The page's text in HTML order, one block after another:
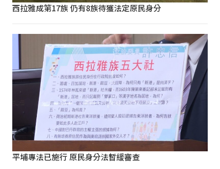
西拉雅成第17族 仍有8族待獲法定原民身分
平埔專法已施行 原民身分法暫緩審查